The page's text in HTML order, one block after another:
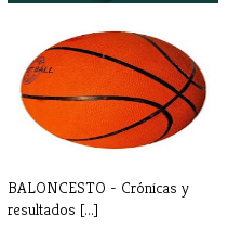
INFORMACIÓN
CORONAVIRUS -
PARAESCOL[...]
BALONCESTO - Crónicas y
resultados [...]